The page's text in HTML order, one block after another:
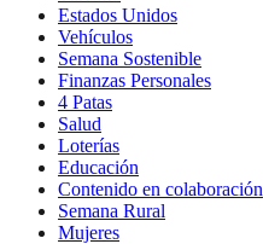
Estados Unidos
Vehículos
Semana Sostenible
Finanzas Personales
4 Patas
Salud
Loterías
Educación
Contenido en colaboración
Semana Rural
Mujeres